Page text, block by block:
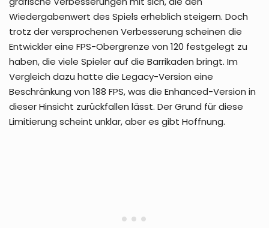
Wiedergabenwert des Spiels erheblich steigern. Doch
trotz der versprochenen Verbesserung scheinen die
Entwickler eine FPS-Obergrenze von 120 festgelegt zu
haben, die viele Spieler auf die Barrikaden bringt. Im
Vergleich dazu hatte die Legacy-Version eine
Beschränkung von 188 FPS, was die Enhanced-Version in
dieser Hinsicht zurückfallen lässt. Der Grund für diese
Limitierung scheint unklar, aber es gibt Hoffnung.